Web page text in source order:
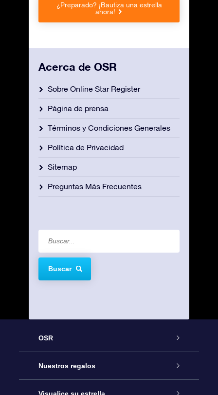
¿Preparado? ¡Bautiza una estrella
ahora!
Acerca de OSR
Sobre Online Star Register
Página de prensa
Términos y Condiciones Generales
Política de Privacidad
Sitemap
Preguntas Más Frecuentes
Buscar
OSR
Atención
Contáctanos
Nuestros regalos
Regalo Estrella Online